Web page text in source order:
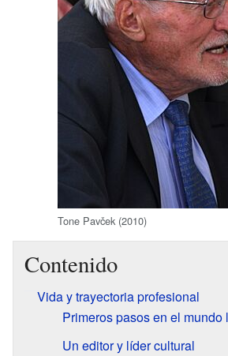
Tone Pavček (2010)
Contenido
Vida y trayectoria profesional
Primeros pasos en el mundo
Un editor y líder cultural